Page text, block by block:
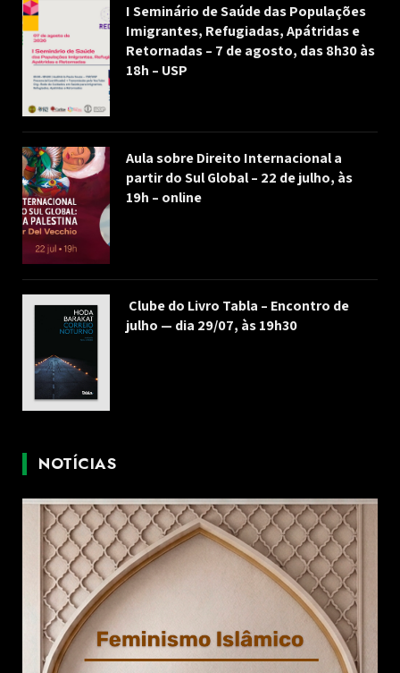
I Seminário de Saúde das Populações
Imigrantes, Refugiadas, Apátridas e
Retornadas – 7 de agosto, das 8h30 às
18h – USP
Aula sobre Direito Internacional a
partir do Sul Global – 22 de julho, às
19h – online
Clube do Livro Tabla – Encontro de
julho — dia 29/07, às 19h30
NOTÍCIAS